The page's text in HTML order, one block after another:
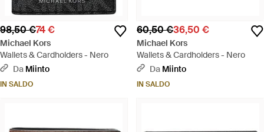
98,50 €74 €
Michael Kors
Wallets & Cardholders - Nero
Da Miinto
IN SALDO
60,50 €36,50 €
Michael Kors
Wallets & Cardholders - Nero
Da Miinto
IN SALDO